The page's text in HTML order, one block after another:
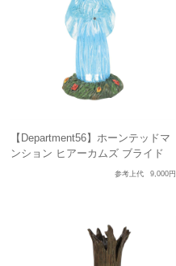
【Department56】ホーンテッドマ
ンション ヒアーカムズ ブライド
参考上代 9,000円